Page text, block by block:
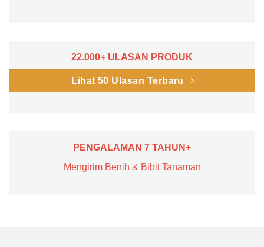
22.000+ ULASAN PRODUK
Lihat 50 Ulasan Terbaru
PENGALAMAN 7 TAHUN+
Mengirim Benih & Bibit Tanaman